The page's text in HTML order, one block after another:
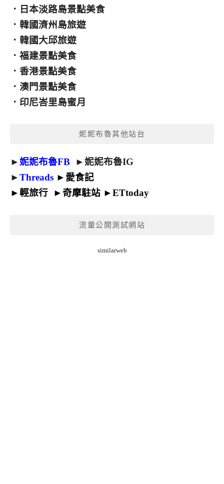
． 日本淡路島景點美食
． 韓國濟州島旅遊
． 韓國大邱旅遊
． 福建景點美食
． 香港景點美食
． 澳門景點美食
． 印尼峇里島蜜月
妮妮布魯其他站台
►妮妮布魯FB ►妮妮布魯IG
►Threads ► 愛食記
►輕旅行 ► 奇摩駐站 ►ETtoday
流量公開測試網站
similarweb